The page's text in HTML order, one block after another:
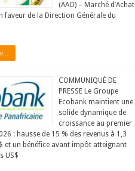
(AAO) – Marché d’Achat
faveur de la Direction Générale du
COMMUNIQUÉ DE
PRESSE Le Groupe
Ecobank maintient une
solide dynamique de
croissance au premier
: hausse de 15 % des revenus à 1,3
et un bénéfice avant impôt atteignant
US$